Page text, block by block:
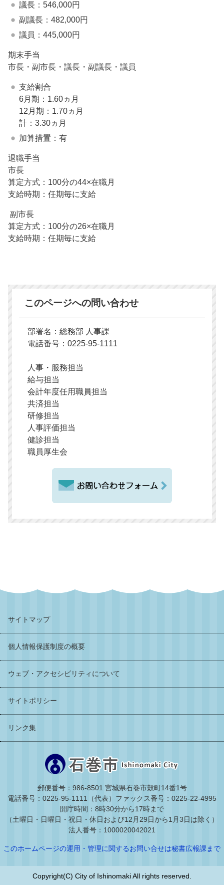
議長：546,000円
副議長：482,000円
議員：445,000円
期末手当
市長・副市長・議長・副議長・議員
支給割合
6月期：1.60ヵ月
12月期：1.70ヵ月
計：3.30ヵ月
加算措置：有
退職手当
市長
算定方式：100分の44×在職月
支給時期：任期毎に支給
副市長
算定方式：100分の26×在職月
支給時期：任期毎に支給
このページへの問い合わせ
部署名：総務部 人事課
電話番号：0225-95-1111
人事・服務担当
給与担当
会計年度任用職員担当
共済担当
研修担当
人事評価担当
健診担当
職員厚生会
サイトマップ
個人情報保護制度の概要
ウェブ・アクセシビリティについて
サイトポリシー
リンク集
郵便番号：986-8501 宮城県石巻市穀町14番1号
電話番号：0225-95-1111（代表） ファックス番号：0225-22-4995
開庁時間：8時30分から17時まで
（土曜日・日曜日・祝日・休日および12月29日から1月3日は除く）
法人番号：1000020042021
このホームページの運用・管理に関するお問い合せは秘書広報課まで
Copyright(C) City of Ishinomaki All rights reserved.